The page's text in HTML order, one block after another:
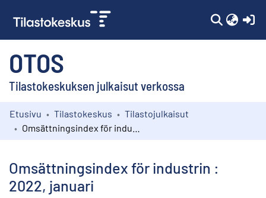
OTOS
Tilastokeskuksen julkaisut verkossa
Kokoelmat
Etusivu Tilastokeskus
Tilastojulkaisut
Omsättningsindex för industrin :
2022, januari